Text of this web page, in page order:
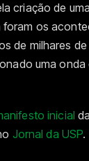
criação de
os
de milhares
uma
inicial
Jornal da USP.